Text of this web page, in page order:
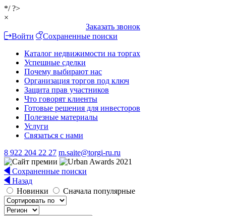
*/ ?>
×
Заказать звонок
Войти
Сохраненные поиски
Каталог недвижимости на торгах
Успешные сделки
Почему выбирают нас
Организация торгов под ключ
Защита прав участников
Что говорят клиенты
Готовые решения для инвесторов
Полезные материалы
Услуги
Связаться с нами
8 922 204 22 27 m.saite@torgi-ru.ru
Сохраненные поиски
Назад
Новинки
Сначала популярные